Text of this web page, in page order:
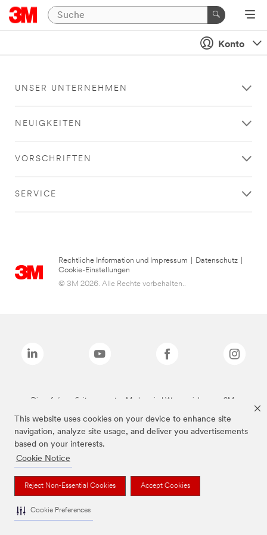
This website uses cookies on your device to enhance site
navigation, analyze site usage, and deliver you advertisements
based on your interests.
Cookie Notice
Reject Non-Essential Cookies Accept Cookies
Cookie Preferences
Konto
UNSER UNTERNEHMEN
NEUIGKEITEN
VORSCHRIFTEN
SERVICE
Rechtliche Information und Impressum Datenschutz
Cookie-Einstellungen
© 3M 2026. Alle Rechte vorbehalten..
Die auf dieser Seite genannten Marken sind Warenzeichen von 3M.